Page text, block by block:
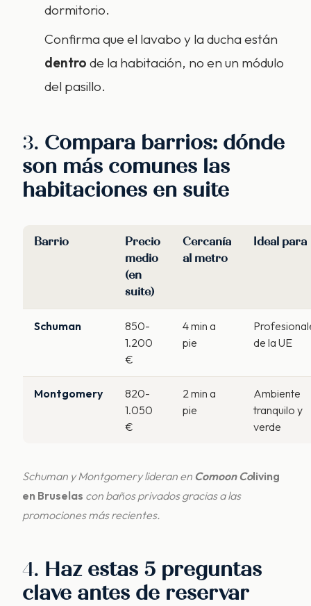
dormitorio.
Confirma que el lavabo y la ducha están
dentro de la habitación, no en un módulo
del pasillo.
3. Compara barrios: dónde
son más comunes las
habitaciones en suite
Barrio
Precio
medio
(en
suite)
Cercanía
al metro
Ideal para
Schuman
850-
1.200
€
4 min a
pie
de la UE
Montgomery
820-
1.050
€
2 min a
pie
Ambiente
tranquilo y
verde
Schuman y Montgomery lideran en Comoon Coliving
en Bruselas con baños privados gracias a las
promociones más recientes.
4. Haz estas 5 preguntas
clave antes de reservar